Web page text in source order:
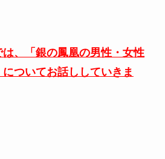
、「銀の鳳凰の男性・女性
ついてお話ししていきま